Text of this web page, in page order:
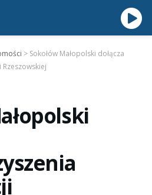
> Sokołów Małopolski dołącza